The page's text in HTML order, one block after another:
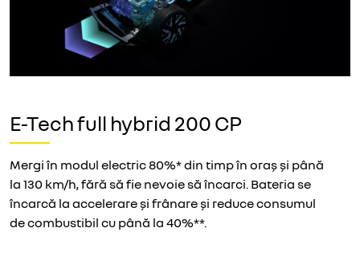
E-Tech full hybrid 200 CP
Mergi în modul electric 80%* din timp în oraș și până
la 130 km/h, fără să fie nevoie să încarci. Bateria se
încarcă la accelerare și frânare și reduce consumul
de combustibil cu până la 40%**.